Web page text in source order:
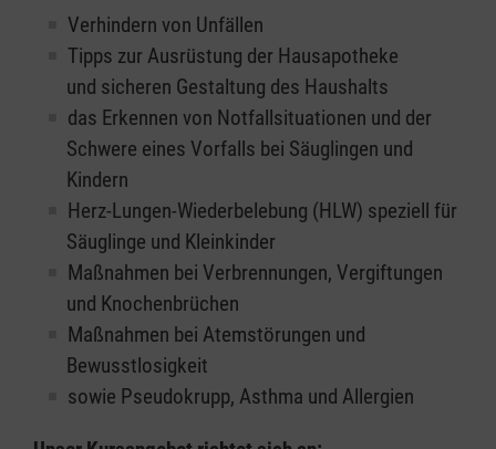
Verhindern von Unfällen
Tipps zur Ausrüstung der Hausapotheke
und sicheren Gestaltung des Haushalts
das Erkennen von Notfallsituationen und der
Schwere eines Vorfalls bei Säuglingen und
Kindern
Herz-Lungen-Wiederbelebung (HLW) speziell für
Säuglinge und Kleinkinder
Maßnahmen bei Verbrennungen, Vergiftungen
und Knochenbrüchen
Maßnahmen bei Atemstörungen und
Bewusstlosigkeit
sowie Pseudokrupp, Asthma und Allergien